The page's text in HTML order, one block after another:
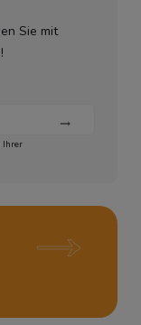
Sie mit
Ihrer